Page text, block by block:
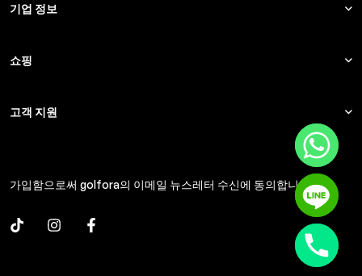
기업 정보
쇼핑
고객 지원
가입함으로써 golfora의 이메일 뉴스레터 수신에 동의합니다.